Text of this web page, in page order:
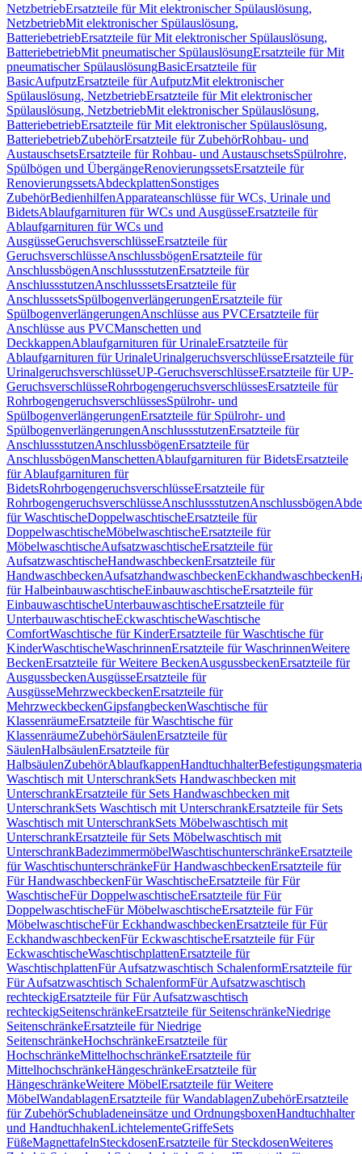
NetzbetriebErsatzteile für Mit elektronischer Spülauslösung,
NetzbetriebMit elektronischer Spülauslösung,
BatteriebetriebErsatzteile für Mit elektronischer Spülauslösung,
BatteriebetriebMit pneumatischer SpülauslösungErsatzteile für Mit
pneumatischer SpülauslösungBasicErsatzteile für
BasicAufputzErsatzteile für AufputzMit elektronischer
Spülauslösung, NetzbetriebErsatzteile für Mit elektronischer
Spülauslösung, NetzbetriebMit elektronischer Spülauslösung,
BatteriebetriebErsatzteile für Mit elektronischer Spülauslösung,
BatteriebetriebZubehörErsatzteile für ZubehörRohbau- und
AustauschsetsErsatzteile für Rohbau- und AustauschsetsSpülrohre,
Spülbögen und ÜbergängeRenovierungssetsErsatzteile für
RenovierungssetsAbdeckplattenSonstiges
ZubehörBedienhilfenApparateanschlüsse für WCs, Urinale und
BidetsAblaufgarnituren für WCs und AusgüsseErsatzteile für
Ablaufgarnituren für WCs und
AusgüsseGeruchsverschlüsseErsatzteile für
GeruchsverschlüsseAnschlussbögenErsatzteile für
AnschlussbögenAnschlussstutzenErsatzteile für
AnschlussstutzenAnschlusssetsErsatzteile für
AnschlusssetsSpülbogenverlängerungenErsatzteile für
SpülbogenverlängerungenAnschlüsse aus PVCErsatzteile für
Anschlüsse aus PVCManschetten und
DeckkappenAblaufgarnituren für UrinaleErsatzteile für
Ablaufgarnituren für UrinaleUrinalgeruchsverschlüsseErsatzteile für
UrinalgeruchsverschlüsseUP-GeruchsverschlüsseErsatzteile für UP-
GeruchsverschlüsseRohrbogengeruchsverschlüssesErsatzteile für
RohrbogengeruchsverschlüssesSpülrohr- und
SpülbogenverlängerungenErsatzteile für Spülrohr- und
SpülbogenverlängerungenAnschlussstutzenErsatzteile für
AnschlussstutzenAnschlussbögenErsatzteile für
AnschlussbögenManschettenAblaufgarnituren für BidetsErsatzteile
für Ablaufgarnituren für
BidetsRohrbogengeruchsverschlüsseErsatzteile für
RohrbogengeruchsverschlüsseAnschlussstutzenAnschlussbögen
für WaschtischeDoppelwaschtischeErsatzteile für
DoppelwaschtischeMöbelwaschtischeErsatzteile für
MöbelwaschtischeAufsatzwaschtischeErsatzteile für
AufsatzwaschtischeHandwaschbeckenErsatzteile für
HandwaschbeckenAufsatzhandwaschbeckenEckhandwaschbecken
für HalbeinbauwaschtischeEinbauwaschtischeErsatzteile für
EinbauwaschtischeUnterbauwaschtischeErsatzteile für
UnterbauwaschtischeEckwaschtischeWaschtische
ComfortWaschtische für KinderErsatzteile für Waschtische für
KinderWaschtischeWaschrinnenErsatzteile für WaschrinnenWeitere
BeckenErsatzteile für Weitere BeckenAusgussbeckenErsatzteile für
AusgussbeckenAusgüsseErsatzteile für
AusgüsseMehrzweckbeckenErsatzteile für
MehrzweckbeckenGipsfangbeckenWaschtische für
KlassenräumeErsatzteile für Waschtische für
KlassenräumeZubehörSäulenErsatzteile für
SäulenHalbsäulenErsatzteile für
HalbsäulenZubehörAblaufkappenHandtuchhalter
Waschtisch mit UnterschrankSets Handwaschbecken mit
UnterschrankErsatzteile für Sets Handwaschbecken mit
UnterschrankSets Waschtisch mit UnterschrankErsatzteile für Sets
Waschtisch mit UnterschrankSets Möbelwaschtisch mit
UnterschrankErsatzteile für Sets Möbelwaschtisch mit
UnterschrankBadezimmermöbelWaschtischunterschränkeErsatzteile
für WaschtischunterschränkeFür HandwaschbeckenErsatzteile für
Für HandwaschbeckenFür WaschtischeErsatzteile für Für
WaschtischeFür DoppelwaschtischeErsatzteile für Für
DoppelwaschtischeFür MöbelwaschtischeErsatzteile für Für
MöbelwaschtischeFür EckhandwaschbeckenErsatzteile für Für
EckhandwaschbeckenFür EckwaschtischeErsatzteile für Für
EckwaschtischeWaschtischplattenErsatzteile für
WaschtischplattenFür Aufsatzwaschtisch SchalenformErsatzteile für
Für Aufsatzwaschtisch SchalenformFür Aufsatzwaschtisch
rechteckigErsatzteile für Für Aufsatzwaschtisch
rechteckigSeitenschränkeErsatzteile für SeitenschränkeNiedrige
SeitenschränkeErsatzteile für Niedrige
SeitenschränkeHochschränkeErsatzteile für
HochschränkeMittelhochschränkeErsatzteile für
MittelhochschränkeHängeschränkeErsatzteile für
HängeschränkeWeitere MöbelErsatzteile für Weitere
MöbelWandablagenErsatzteile für WandablagenZubehörErsatzteile
für ZubehörSchubladeneinsätze und OrdnungsboxenHandtuchhalter
und HandtuchhakenLichtelementeGriffeSets
FüßeMagnettafelnSteckdosenErsatzteile für SteckdosenWeiteres